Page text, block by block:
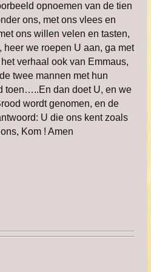
opnoemen van de tien
ons, met ons vlees en
ons willen velen en tasten,
we roepen U aan, ga met
verhaal ook van Emmaus,
twee mannen met hun
toen…..En dan doet U, en we
wordt genomen, en de
U die ons kent zoals
Kom ! Amen